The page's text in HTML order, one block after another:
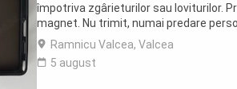
împotriva zgârieturilor sau loviturilor.
magnet. Nu trimit, numai predare
Ramnicu Valcea, Valcea
5 august